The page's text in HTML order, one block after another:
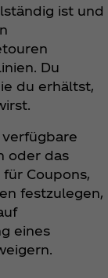
ist und
Du
du erhältst,
oder das
Coupons,
festzulegen,
eines